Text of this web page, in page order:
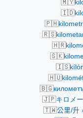
🇲🇾
🇮🇩
🇵🇭
🇷🇸
🇭🇷
🇸🇰
🇮🇸
🇭🇺
🇧🇬
🇯🇵キロメ
🇹🇼公里/升